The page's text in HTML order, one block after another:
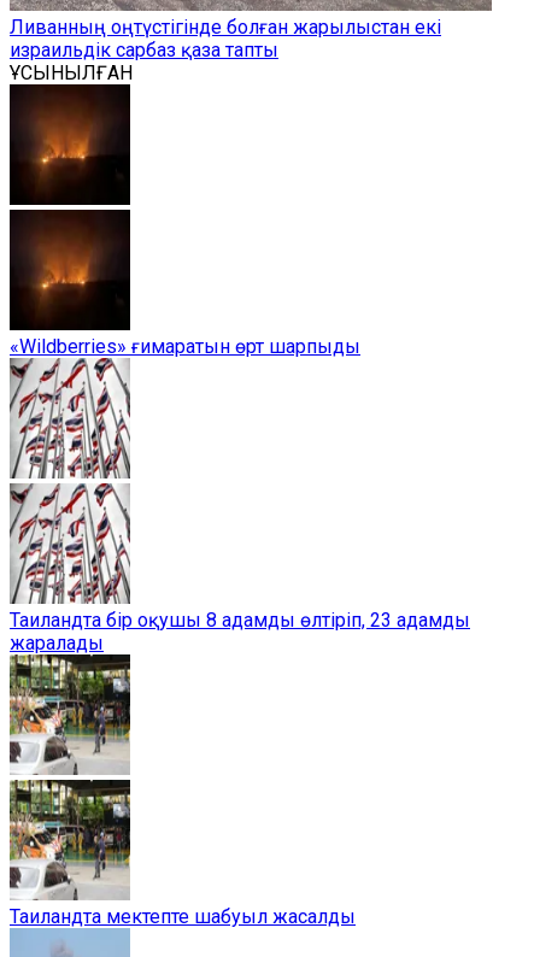
Ливанның оңтүстігінде болған жарылыстан екі
израильдік сарбаз қаза тапты
ҰСЫНЫЛҒАН
«Wildberries» ғимаратын өрт шарпыды
Таиландта бір оқушы 8 адамды өлтіріп, 23 адамды
жаралады
Таиландта мектепте шабуыл жасалды